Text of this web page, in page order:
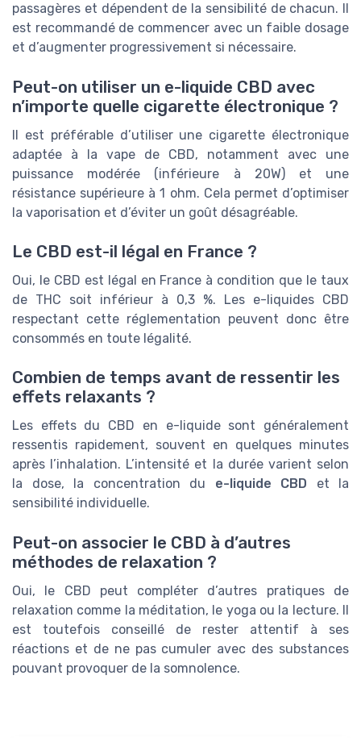
passagères et dépendent de la sensibilité de chacun. Il
est recommandé de commencer avec un faible dosage
et d’augmenter progressivement si nécessaire.
Peut-on utiliser un e-liquide CBD avec
n’importe quelle cigarette électronique ?
Il est préférable d’utiliser une cigarette électronique
adaptée à la vape de CBD, notamment avec une
puissance modérée (inférieure à 20W) et une
résistance supérieure à 1 ohm. Cela permet d’optimiser
la vaporisation et d’éviter un goût désagréable.
Le CBD est-il légal en France ?
Oui, le CBD est légal en France à condition que le taux
de THC soit inférieur à 0,3 %. Les e-liquides CBD
respectant cette réglementation peuvent donc être
consommés en toute légalité.
Combien de temps avant de ressentir les
effets relaxants ?
Les effets du CBD en e-liquide sont généralement
ressentis rapidement, souvent en quelques minutes
après l’inhalation. L’intensité et la durée varient selon
la dose, la concentration du e-liquide CBD et la
sensibilité individuelle.
Peut-on associer le CBD à d’autres
méthodes de relaxation ?
Oui, le CBD peut compléter d’autres pratiques de
relaxation comme la méditation, le yoga ou la lecture. Il
est toutefois conseillé de rester attentif à ses
réactions et de ne pas cumuler avec des substances
pouvant provoquer de la somnolence.